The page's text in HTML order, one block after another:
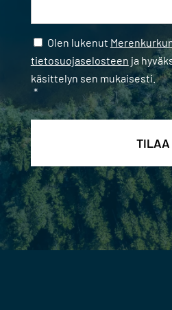
Samtycke *
Olen lukenut
tietosuojaselosteen ja
käsittelyn sen mukaisesti.
*